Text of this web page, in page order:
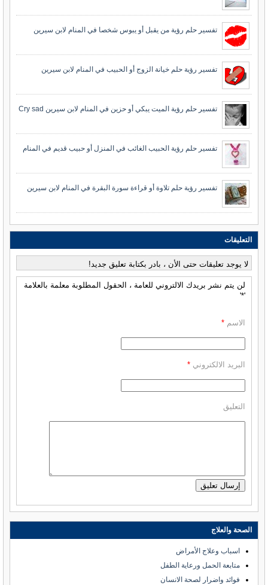
تفسير حلم رؤية من يقبل أو يبوس شخصا في المنام لابن سيرين
تفسير رؤية حلم خيانة الزوج أو الحبيب في المنام لابن سيرين
تفسير حلم رؤية الميت يبكي أو حزين في المنام لابن سيرين Cry sad
تفسير حلم رؤية الحبيب الغائب في المنزل أو حبيب قديم في المنام
تفسير رؤية حلم تلاوة أو قراءة سورة البقرة في المنام لابن سيرين
التعليقات
لا يوجد تعليقات حتى الأن ، بادر بكتابة تعليق جديد!
لن يتم نشر بريدك الالتروني للعامة ، الحقول المطلوبة معلمة بالعلامة
'*'
الاسم *
البريد الالكتروني *
التعليق
الصحة والعلاج
اسباب وعلاج الأمراض
متابعة الحمل ورعاية الطفل
فوائد واضرار لصحة الانسان